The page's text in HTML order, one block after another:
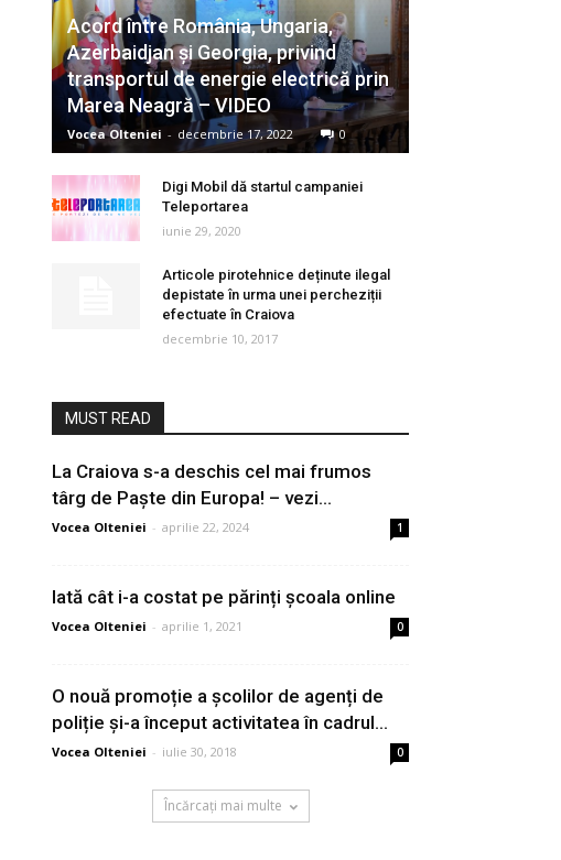
Acord între România, Ungaria,
Azerbaidjan și Georgia, privind
transportul de energie electrică prin
Marea Neagră – VIDEO
Vocea Olteniei - decembrie 17, 2022 0
Digi Mobil dă startul campaniei
Teleportarea
iunie 29, 2020
Articole pirotehnice deținute ilegal
depistate în urma unei percheziții
efectuate în Craiova
decembrie 10, 2017
MUST READ
La Craiova s-a deschis cel mai frumos
târg de Paște din Europa! – vezi...
Vocea Olteniei - aprilie 22, 2024 1
Iată cât i-a costat pe părinți școala online
Vocea Olteniei - aprilie 1, 2021 0
O nouă promoție a școlilor de agenți de
poliție și-a început activitatea în cadrul...
Vocea Olteniei - iulie 30, 2018 0
Încărcați mai multe